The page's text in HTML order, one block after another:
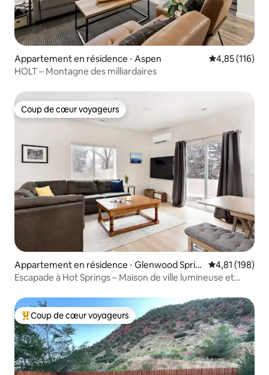
Appartement en résidence ⋅ Aspen Évaluation
4,85 (116)
HOLT – Montagne des milliardaires
Coup de cœur voyageurs
Coup de cœur voyageurs
Appartement en résidence ⋅ Glenwood Sprin
gs
Évaluation
4,81 (198)
Escapade à Hot Springs – Maison de ville lumineuse et
Coups de cœur voyageurs les plus appréciés
Coup de cœur voyageurs